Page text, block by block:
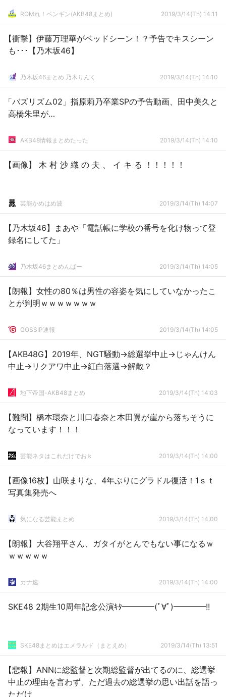
ROMれ！ペンギン(AKB48まとめ) 2019/3/14(Th) 14:11
【衝撃】伊藤万理華がベッドシーン！？予告でキスシーン
も･･･【乃木坂46】
乃木坂46まとめ 乃木りんく 2019/3/14(Th) 14:10
「バズリズム02」指原莉乃卒業SPの予告動画、田中美久と
高橋朱里が…
AKB48情報まとめたった 2019/3/14(Th) 14:10
【画像】 木 村 沙 織 の 夫 、 イ キ る ！！！！！
芸能かめはめ波 2019/3/14(Th) 14:07
【乃木坂46】まあや「電話帳に学校の番号を化け物って登
録名にしてた」
乃木坂46まとめんばー 2019/3/14(Th) 14:05
【朗報】女性の80％は男性の容姿を気にしていなかったこ
とが判明ｗｗｗｗｗｗｗ
GOSSIP速報 2019/3/14(Th) 14:05
【AKB48G】2019年、NGT騒動→総選挙中止→じゃんけん
中止→リクアワ中止→紅白落選→解散？
地下帝国-AKB48まとめ 2019/3/14(Th) 14:03
【難問】橋本環奈と川口春奈と本田翼が崖から落ちそうに
なっています！！！
芸能ネタはこれだけでおｋ 2019/3/14(Th) 14:00
【画像16枚】山咲まりな、4年ぶりにグラドル復活！1ｓｔ
写真集発売へ
気になる芸能まとめ 2019/3/14(Th) 14:00
【朗報】大谷翔平さん、ガタイがとんでもない事になるｗ
ｗｗｗｗｗ
カナ速 2019/3/14(Th) 14:00
SKE48 2期生10周年記念公演ｷﾀ━━━━(ﾟ∀ﾟ)━━━━!!
SKE48まとめはエメラルド（まとえめ） 2019/3/14(Th) 13:51
【悲報】ANNに総監督と次期総監督が出てるのに、総選挙
中止の理由を言わず、ただ過去の総選挙の思い出話を語っ
ただけ